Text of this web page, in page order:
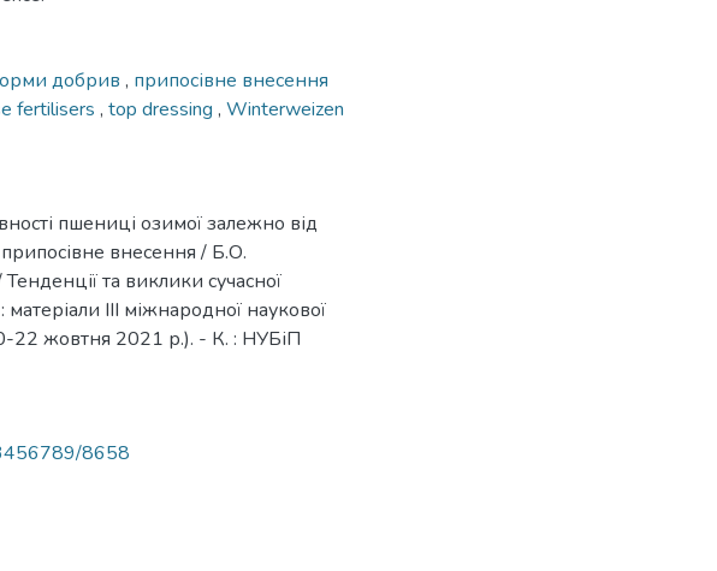
добрив , припосівне внесення
fertilisers , top dressing , Winterweizen
пшениці озимої залежно від
внесення / Б.О.
та виклики сучасної
матеріали IIІ міжнародної наукової
22 жовтня 2021 р.). - К. : НУБіП
8658